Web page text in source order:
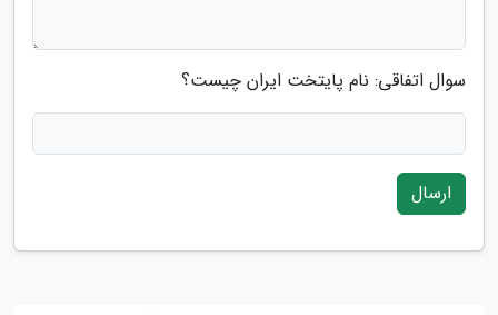
سوال اتفاقی: نام پایتخت ایران چیست؟
ارسال